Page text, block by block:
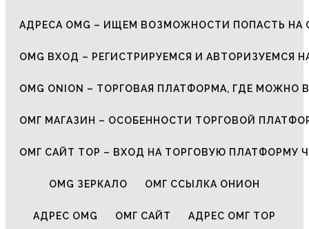
АДРЕСА OMG – ИЩЕМ ВОЗМОЖНОСТИ ПОПАСТЬ НА
OMG ВХОД – РЕГИСТРИРУЕМСЯ И АВТОРИЗУЕМСЯ
OMG ONION – ТОРГОВАЯ ПЛАТФОРМА, ГДЕ МОЖНО
ОМГ МАГАЗИН – ОСОБЕННОСТИ ТОРГОВОЙ
ОМГ САЙТ ТОР – ВХОД НА ТОРГОВУЮ ПЛАТФОРМУ
OMG ЗЕРКАЛО ОМГ ССЫЛКА ОНИОН
АДРЕС OMG ОМГ САЙТ АДРЕС ОМГ ТОР